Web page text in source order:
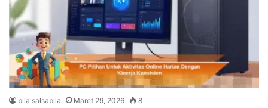
bila salsabila Maret 29, 2026 8